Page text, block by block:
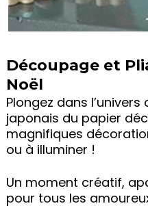
Découpage et
Noël
Plongez dans
japonais du papier
magnifiques
ou à illuminer !
Un moment créatif,
pour tous les